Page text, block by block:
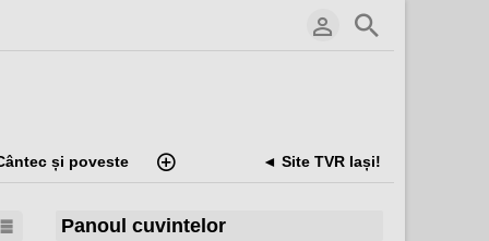
și poveste ◄ Site TVR Iași!
Panoul cuvintelor